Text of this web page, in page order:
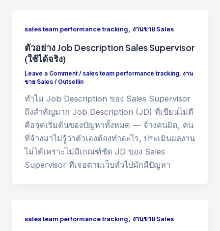
sales team performance tracking, งานขาย Sales
ตัวอย่าง Job Description Sales Supervisor
(ใช้ได้จริง)
Leave a Comment / sales team performance tracking, งาน
ขาย Sales/ Outsellin
ทำไม Job Description ของ Sales Supervisor
ถึงสำคัญมาก Job Description (JD) ที่เขียนไม่ดี
คือจุดเริ่มต้นของปัญหาทั้งหมด — จ้างคนผิด, คน
ที่จ้างมาไม่รู้ว่าตัวเองต้องทำอะไร, ประเมินผลงาน
ไม่ได้เพราะไม่มีเกณฑ์ชัด JD ของ Sales
Supervisor ที่เจอตามเว็บทั่วไปมักมีปัญหา
sales team performance tracking, งานขาย Sales